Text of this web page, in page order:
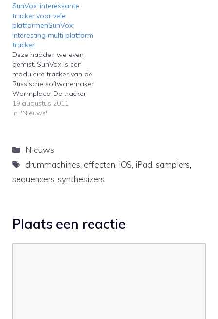
drum controller comes
with an MPC Fly iPad
app.…
SunVox: interessante
tracker voor vele
platformenSunVox:
interesting multi platform
tracker
Deze hadden we even
gemist. SunVox is een
modulaire tracker van de
Russische softwaremaker
Warmplace. De tracker
beschikt over diverse
synthesizers, een sampler
beschikbaar is. Zo is er
ondersteuning voor
Windows, Linux, Mac OS
X, Windows Mobile,
19 augustus 2011
In "Nieuws"
Categorieën
Nieuws
Tags
drummachines effecten iOS iPad ,samplers
sequencers synthesizers
Plaats een reactie